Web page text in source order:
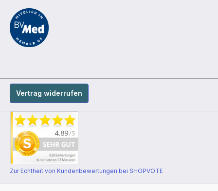
Vertrag widerrufen
Zur Echtheit von Kundenbewertungen bei SHOPVOTE